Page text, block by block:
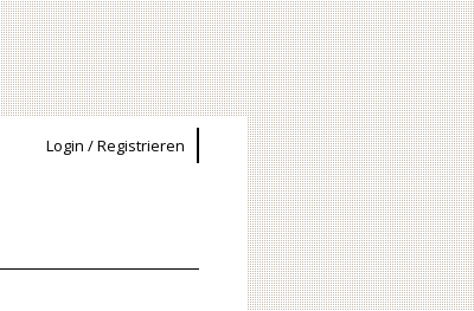
Login / Registrieren